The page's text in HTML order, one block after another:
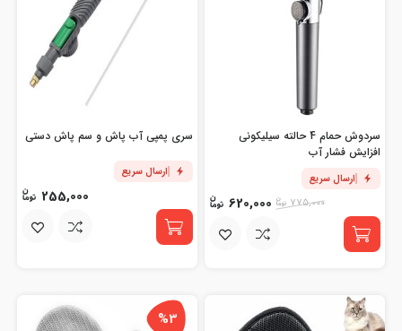
سردوش حمام 4 حالته سیلیکونی
افزایش فشار آب
ارسال سریع
775,000
620,000
سری پمپی آب پاش و سم پاش دستی
ارسال سریع
255,000
%3